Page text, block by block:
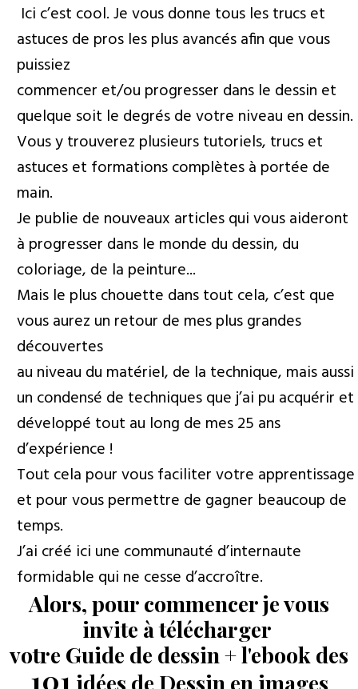
Ici c’est cool. Je vous donne tous les trucs et
astuces de pros les plus avancés afin que vous
puissiez
commencer et/ou progresser dans le dessin et
quelque soit le degrés de votre niveau en dessin.
Vous y trouverez plusieurs tutoriels, trucs et
astuces et formations complètes à portée de
main.
Je publie de nouveaux articles qui vous aideront
à progresser dans le monde du dessin, du
coloriage, de la peinture...
Mais le plus chouette dans tout cela, c’est que
vous aurez un retour de mes plus grandes
découvertes
au niveau du matériel, de la technique, mais aussi
un condensé de techniques que j’ai pu acquérir et
développé tout au long de mes 25 ans
d’expérience !
Tout cela pour vous faciliter votre apprentissage
et pour vous permettre de gagner beaucoup de
temps.
J’ai créé ici une communauté d’internaute
formidable qui ne cesse d’accroître.
Alors, pour commencer je vous
invite à télécharger
votre Guide de dessin+l'ebook des
101 idées de Dessin en images